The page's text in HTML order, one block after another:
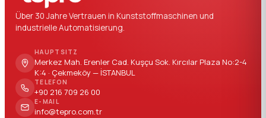
Über 30 Jahre Vertrauen in Kunststoffmaschinen und
industrielle Automatisierung.
HAUPTSITZ
Merkez Mah. Erenler Cad. Kuşçu Sok. Kırcılar Plaza No:2-4
K:4 · Çekmeköy — İSTANBUL
TELEFON
+90 216 709 26 00
E-MAIL
info@tepro.com.tr